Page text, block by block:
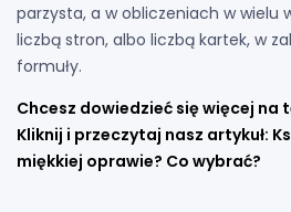
parzysta, a w obliczeniach w wielu
liczbą stron, albo liczbą kartek, w
formuły.
Chcesz dowiedzieć się więcej na
Kliknij i przeczytaj nasz artykuł:
miękkiej oprawie? Co wybrać?